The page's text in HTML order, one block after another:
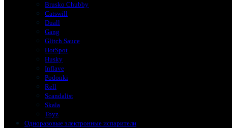
Brusko Chubby
Catswill
Duall
Gang
Glitch Sauce
HotSpot
Husky
Inflave
Podonki
Rell
Scandalist
Skala
Toyz
Одноразовые электронные испарители